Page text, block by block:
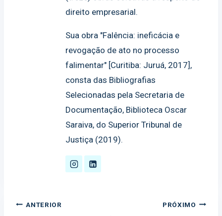
direito empresarial.
Sua obra "Falência: ineficácia e
revogação de ato no processo
falimentar" [Curitiba: Juruá, 2017],
consta das Bibliografias
Selecionadas pela Secretaria de
Documentação, Biblioteca Oscar
Saraiva, do Superior Tribunal de
Justiça (2019).
Navegação
ANTERIOR PRÓXIMO